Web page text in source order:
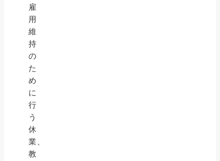
雇
用
維
持
の
た
め
に
行
う
休
業、
教